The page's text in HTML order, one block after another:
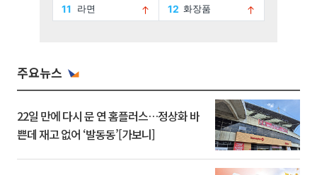
주요뉴스
22일 만에 다시 문 연 홈플러스…정상화 바
쁜데 재고 없어 ‘발동동’[가보니]